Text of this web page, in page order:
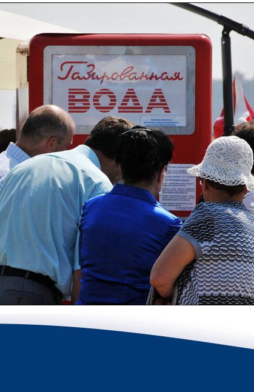
Подписаться на рассылку Дельта24:
Подпишитесь на рассылку сегодня и узнавайте
первым о самом важном.
Email
Подписаться